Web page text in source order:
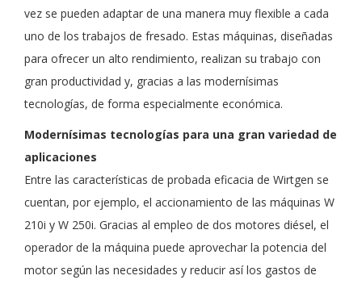
vez se pueden adaptar de una manera muy flexible a cada
uno de los trabajos de fresado. Estas máquinas, diseñadas
para ofrecer un alto rendimiento, realizan su trabajo con
gran productividad y, gracias a las modernísimas
tecnologías, de forma especialmente económica.
Modernísimas tecnologías para una gran variedad de
aplicaciones
Entre las características de probada eficacia de Wirtgen se
cuentan, por ejemplo, el accionamiento de las máquinas W
210i y W 250i. Gracias al empleo de dos motores diésel, el
operador de la máquina puede aprovechar la potencia del
motor según las necesidades y reducir así los gastos de